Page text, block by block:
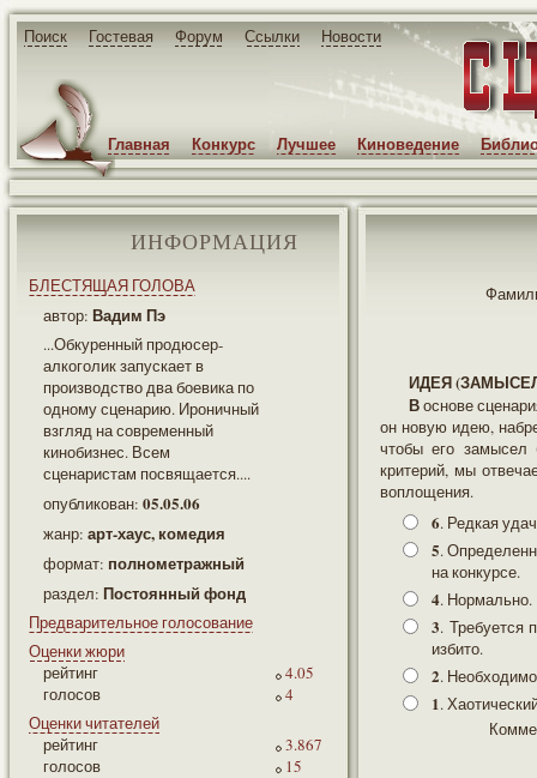
Поиск Гостевая Форум Ссылки Новости
Главная Конкурс Лучшее Киноведение
ИНФОРМАЦИЯ
БЛЕСТЯЩАЯ ГОЛОВА
автор: Вадим Пэ
...Обкуренный продюсер-
алкоголик запускает в
производство два боевика по
одному сценарию. Ироничный
взгляд на современный
кинобизнес. Всем
сценаристам посвящается....
опубликован: 05.05.06
жанр: арт-хаус, комедия
формат: полнометражный
раздел: Постоянный фонд
Предварительное голосование
Оценки жюри
рейтинг
4.05
голосов
4
Оценки читателей
рейтинг
3.867
голосов
15
ИДЕЯ
В основе сценария лежит что-то интересное. Как это получил сценарист - не столь важно. Нашел ли
он новую идею,
чтобы его
критерий, мы
воплощения.
6. Редкая
5.
на конкурсе.
4.
3. Требуется
избито.
2.
1.